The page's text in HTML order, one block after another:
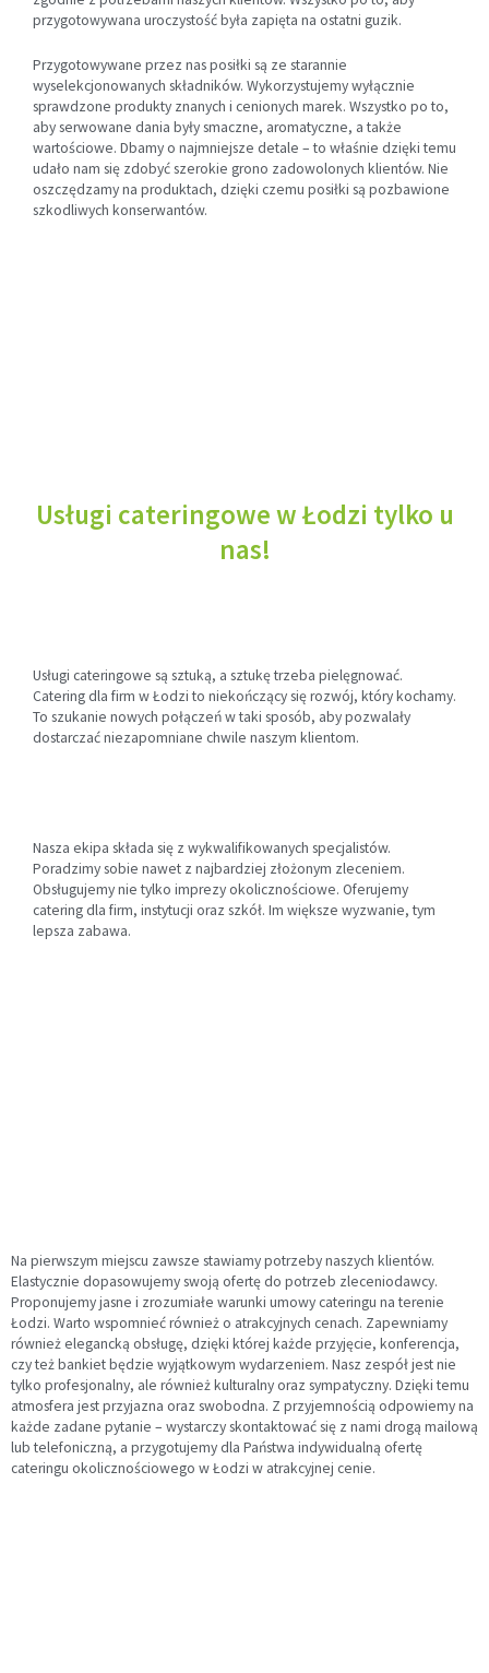
przygotowywana uroczystość była zapięta na ostatni guzik.
Przygotowywane przez nas posiłki są ze starannie
wyselekcjonowanych składników. Wykorzystujemy wyłącznie
sprawdzone produkty znanych i cenionych marek. Wszystko po to,
aby serwowane dania były smaczne, aromatyczne, a także
wartościowe. Dbamy o najmniejsze detale – to właśnie dzięki temu
udało nam się zdobyć szerokie grono zadowolonych klientów. Nie
oszczędzamy na produktach, dzięki czemu posiłki są pozbawione
szkodliwych konserwantów.
Usługi cateringowe w Łodzi tylko u
nas!
Usługi cateringowe są sztuką, a sztukę trzeba pielęgnować.
Catering dla firm w Łodzi to niekończący się rozwój, który kochamy.
To szukanie nowych połączeń w taki sposób, aby pozwalały
dostarczać niezapomniane chwile naszym klientom.
Nasza ekipa składa się z wykwalifikowanych specjalistów.
Poradzimy sobie nawet z najbardziej złożonym zleceniem.
Obsługujemy nie tylko imprezy okolicznościowe. Oferujemy
catering dla firm, instytucji oraz szkół. Im większe wyzwanie, tym
lepsza zabawa.
Na pierwszym miejscu zawsze stawiamy potrzeby naszych klientów.
Elastycznie dopasowujemy swoją ofertę do potrzeb zleceniodawcy.
Proponujemy jasne i zrozumiałe warunki umowy cateringu na terenie
Łodzi. Warto wspomnieć również o atrakcyjnych cenach. Zapewniamy
również elegancką obsługę, dzięki której każde przyjęcie, konferencja,
czy też bankiet będzie wyjątkowym wydarzeniem. Nasz zespół jest nie
tylko profesjonalny, ale również kulturalny oraz sympatyczny. Dzięki temu
atmosfera jest przyjazna oraz swobodna. Z przyjemnością odpowiemy na
każde zadane pytanie – wystarczy skontaktować się z nami drogą mailową
lub telefoniczną, a przygotujemy dla Państwa indywidualną ofertę
cateringu okolicznościowego w Łodzi w atrakcyjnej cenie.